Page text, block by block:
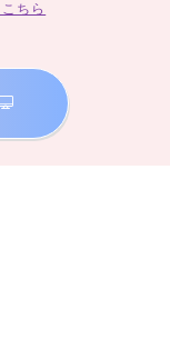
ちら